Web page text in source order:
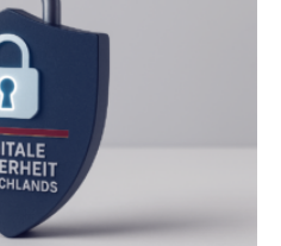
von CAVECORE mit
– also mit Robotern,
erfassen,
häufig auch mit…